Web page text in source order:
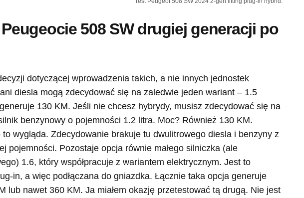
508 SW drugiej generacji po
dotyczącej wprowadzenia takich, a nie innych jednostek
diesla mogą zdecydować się na zaledwie jeden wariant – 1.5
130 KM. Jeśli nie chcesz hybrydy, musisz zdecydować się na
benzynowy o pojemności 1.2 litra. Moc? Również 130 KM.
to wygląda. Zdecydowanie brakuje tu dwulitrowego diesla i benzyny z
pojemności. Pozostaje opcja równie małego silniczka (ale
1.6, który współpracuje z wariantem elektrycznym. Jest to
in, a więc podłączana do gniazdka. Łącznie taka opcja generuje
lub nawet 360 KM. Ja miałem okazję przetestować tą drugą. Nie jest